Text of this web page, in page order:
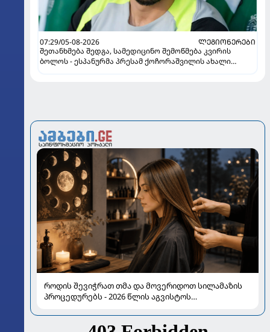
07:29/05-08-2026
ᲚᲔᲒᲘᲝᲜᲔᲠᲔᲑᲘ
შეთანხმება შედგა, სამედიცინო შემოწმება კვირის
ბოლოს - ესპანურმა პრესამ ქოჩორაშვილის ახალი
როდის შევიჭრათ თმა და მოვერიდოთ სილამაზის
პროცედურებს - 2026 წლის აგვისტოს